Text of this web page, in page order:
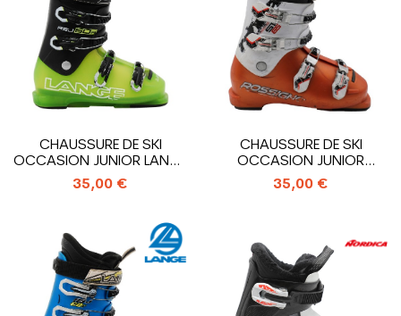
CHAUSSURE DE SKI
OCCASION JUNIOR LANGE
RSJ 60R_4...
35,00 €
CHAUSSURE DE SKI
OCCASION JUNIOR
ROSSIGNOL RADICAL...
35,00 €